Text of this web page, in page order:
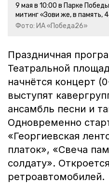
9 мая в 10:00 в Парке
митинг «Зови же, в память,
Фото: ИА «Победа26»
Праздничная
Театральной
начнётся концерт
выступят
ансамбль песни и
Одновременно
«Георгиевская
платок», «Свеча
солдату».
ретроавтомобилей.